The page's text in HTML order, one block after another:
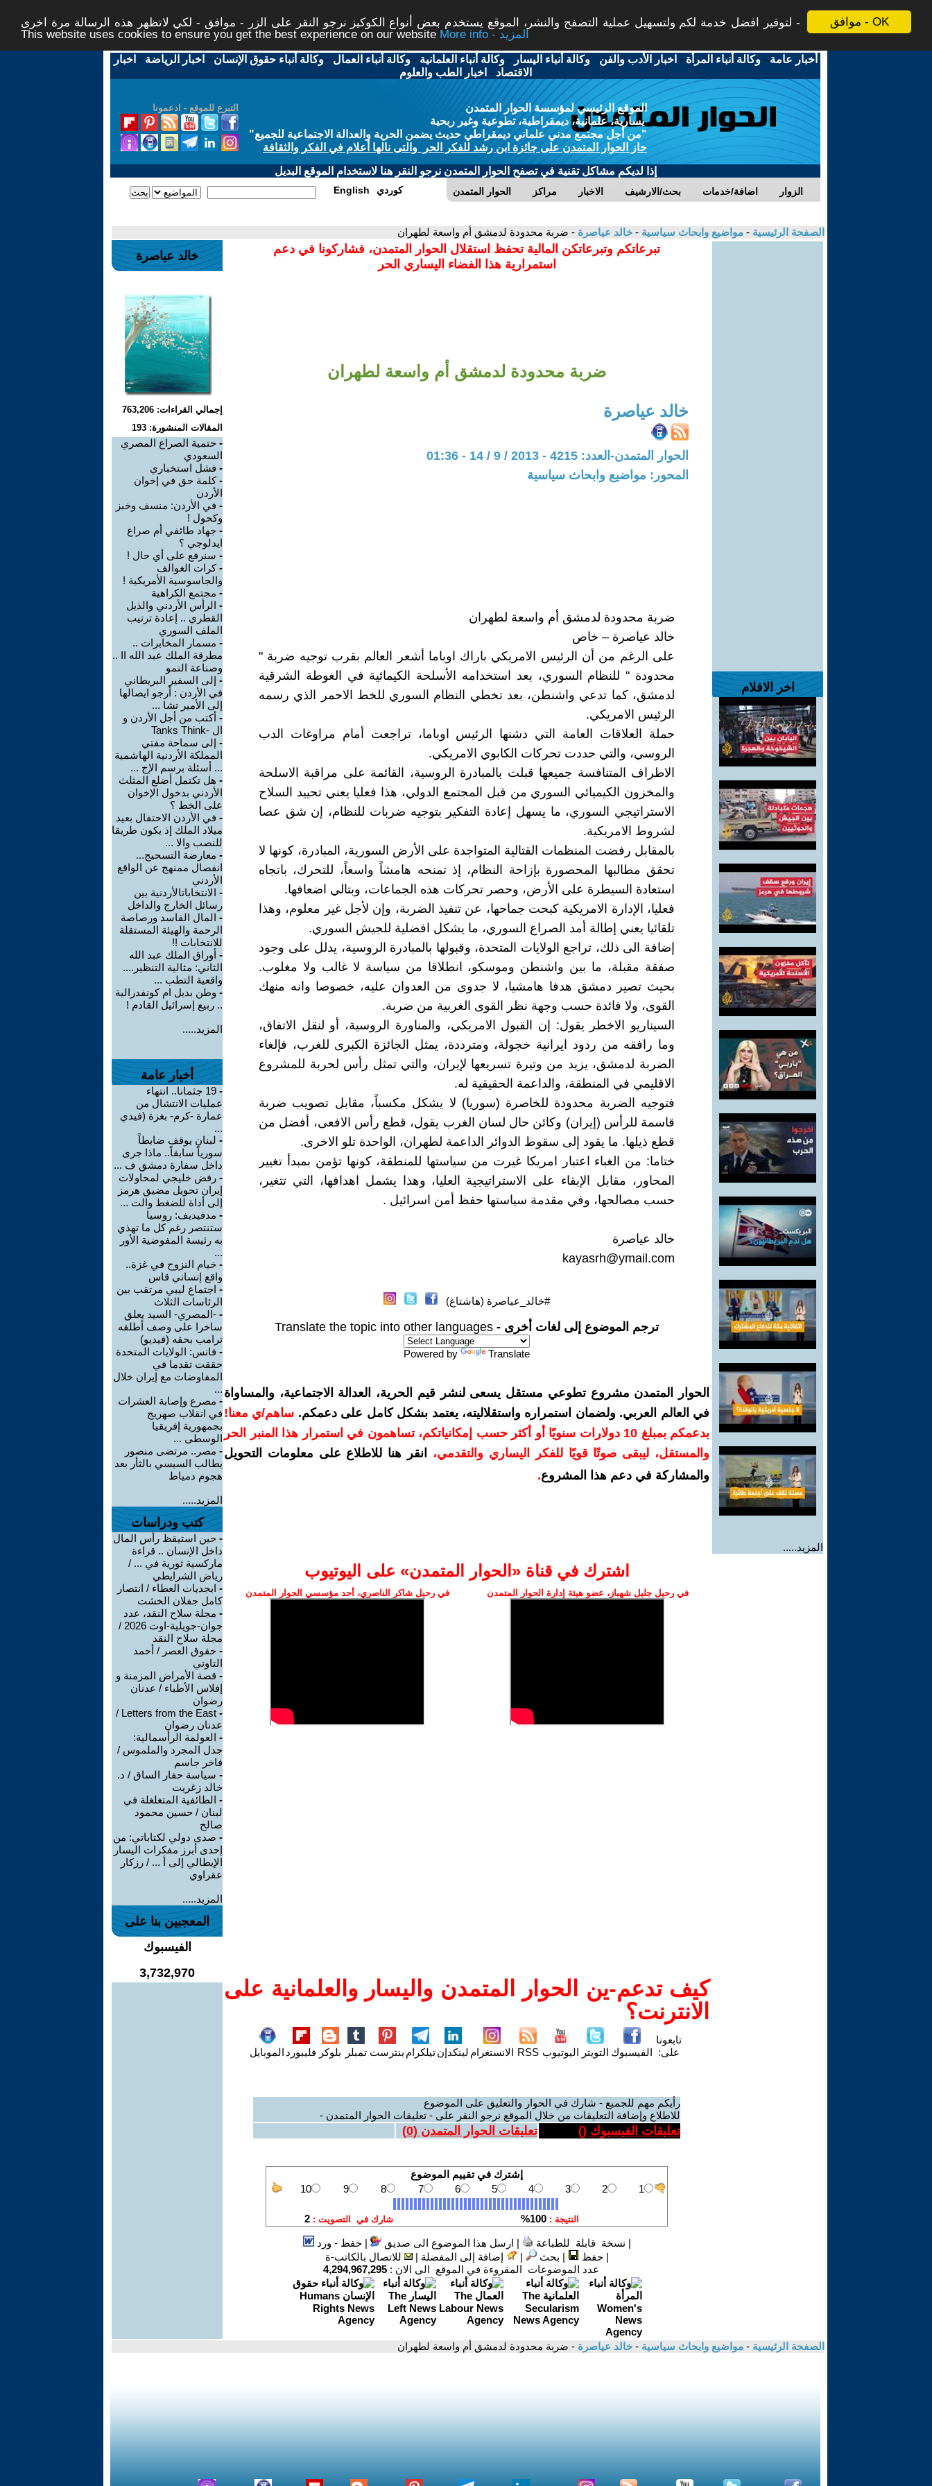
موافق - OK
لتوفير افضل خدمة لكم ولتسهيل عملية التصفح والنشر، الموقع يستخدم بعض أنواع الكوكيز نرجو النقر على الزر - موافق - لكي لاتظهر هذه الرسالة مرة اخرى -
This website uses cookies to ensure you get the best experience on our website
More info - المزيد
أخبار عامة -وكالة أنباء المرأة - اخبار الأدب والفن -وكالة أنباء اليسار -وكالة أنباء العلمانية -وكالة أنباء العمال -وكالة أنباء حقوق الإنسان - اخبار الرياضة - اخبار
الاقتصاد - اخبار الطب والعلوم
التبرع للموقع - ادعمونا
الموقع الرئيسي لمؤسسة الحوار المتمدن
يسارية، علمانية، ديمقراطية، تطوعية وغير ربحية
"من أجل مجتمع مدني علماني ديمقراطي حديث يضمن الحرية والعدالة الاجتماعية للجميع"
حاز الحوار المتمدن على جائزة ابن رشد للفكر الحر والتى نالها أعلام في الفكر والثقافة
إذا لديكم مشاكل تقنية في تصفح الحوار المتمدن نرجو النقر هنا لاستخدام الموقع البديل
الحوار المتمدن مراكز الاخبار بحث/الارشيف اضافة/خدمات الزوار English كوردي
الصفحة الرئيسية - مواضيع وابحاث سياسية - خالد عياصرة - ضربة محدودة لدمشق أم واسعة لطهران
اخر الافلام
المزيد.....
تبرعاتكم وتبرعاتكن المالية تحفظ استقلال الحوار المتمدن، فشاركونا في دعم
استمرارية هذا الفضاء اليساري الحر
ضربة محدودة لدمشق أم واسعة لطهران
خالد عياصرة
الحوار المتمدن-العدد: 4215 - 2013 / 9 / 14 - 01:36
المحور: مواضيع وابحاث سياسية
ضربة محدودة لدمشق أم واسعة لطهران
خالد عياصرة – خاص
على الرغم من أن الرئيس الامريكي باراك اوباما أشعر العالم بقرب توجيه ضربة "
محدودة " للنظام السوري، بعد استخدامه الأسلحة الكيمائية في الغوطة الشرقية
لدمشق، كما تدعي واشنطن، بعد تخطي النظام السوري للخط الاحمر الذي رسمه
الرئيس الامريكي.
حملة العلاقات العامة التي دشنها الرئيس اوباما، تراجعت أمام مراوغات الدب
الروسي، والتي حددت تحركات الكابوي الامريكي.
الاطراف المتنافسة جميعها قبلت بالمبادرة الروسية، القائمة على مراقبة الاسلحة
والمخزون الكيميائي السوري من قبل المجتمع الدولي، هذا فعليا يعني تحييد السلاح
الاستراتيجي السوري، ما يسهل إعادة التفكير بتوجيه ضربات للنظام، إن شق عصا
لشروط الامريكية.
بالمقابل رفضت المنظمات القتالية المتواجدة على الأرض السورية، المبادرة، كونها لا
تحقق مطالبها المحصورة بإزاحة النظام، إذ تمنحه هامشاً واسعاً، للتحرك، باتجاه
استعادة السيطرة على الأرض، وحصر تحركات هذه الجماعات، وبتالي اضعافها.
فعليا، الإدارة الامريكية كبحت جماحها، عن تنفيذ الضربة، وإن لأجل غير معلوم، وهذا
تلقائيا يعني إطالة أمد الصراع السوري، ما يشكل افضلية للجيش السوري.
إضافة الى ذلك، تراجع الولايات المتحدة، وقبولها بالمبادرة الروسية، يدلل على وجود
صفقة مقبلة، ما بين واشنطن وموسكو، انطلاقا من سياسة لا غالب ولا مغلوب.
بحيث تصير دمشق هدفا هامشيا، لا جدوى من العدوان عليه، خصوصا وانه منهك
القوى، ولا فائدة حسب وجهة نظر القوى الغربية من ضربة.
السيناريو الاخطر يقول: إن القبول الامريكي، والمناورة الروسية، أو لنقل الاتفاق،
وما رافقه من ردود ايرانية خجولة، ومترددة، يمثل الجائزة الكبرى للغرب، فإلغاء
الضربة لدمشق، يزيد من وتيرة تسريعها لإيران، والتي تمثل رأس لحربة للمشروع
الاقليمي في المنطقة، والداعمة الحقيقية له.
فتوجيه الضربة محدودة للخاصرة (سوريا) لا يشكل مكسباً، مقابل تصويب ضربة
قاسمة للرأس (إيران) وكائن حال لسان الغرب يقول، قطع رأس الافعى، أفضل من
قطع ذيلها. ما يقود إلى سقوط الدوائر الداعمة لطهران، الواحدة تلو الاخرى.
ختاما: من الغباء اعتبار امريكا غيرت من سياستها للمنطقة، كونها تؤمن بمبدأ تغيير
المحاور، مقابل الإبقاء على الاستراتيجية العليا، وهذا يشمل اهدافها، التي تتغير،
حسب مصالحها، وفي مقدمة سياستها حفظ أمن اسرائيل .
خالد عياصرة
kayasrh@ymail.com
#خالد_عياصرة (هاشتاغ)
ترجم الموضوع إلى لغات أخرى - Translate the topic into other languages
Powered by Translate
الحوار المتمدن مشروع تطوعي مستقل يسعى لنشر قيم الحرية، العدالة الاجتماعية، والمساواة
في العالم العربي. ولضمان استمراره واستقلاليته، يعتمد بشكل كامل على دعمكم. ساهم/ي معنا!
بدعمكم بمبلغ 10 دولارات سنويًا أو أكثر حسب إمكانياتكم، تساهمون في استمرار هذا المنبر الحر
والمستقل، ليبقى صوتًا قويًا للفكر اليساري والتقدمي،
انقر هنا للاطلاع على معلومات التحويل
والمشاركة في دعم هذا المشروع.
اشترك في قناة ‫«الحوار المتمدن» على اليوتيوب
في رحيل جليل شهباز، عضو هيئة إدارة الحوار المتمدن في رحيل شاكر الناصري، أحد مؤسسي الحوار المتمدن
كيف تدعم-ين الحوار المتمدن واليسار والعلمانية على
الانترنت؟
تابعونا
على: الفيسبوك التويتر اليوتيوب RSS الانستغرام لينكدإنتيلكرام بنترست تمبلر بلوكر فليبورد الموبايل
رأيكم مهم للجميع - شارك في الحوار والتعليق على الموضوع
للاطلاع وإضافة التعليقات من خلال الموقع نرجو النقر على - تعليقات الحوار المتمدن -
تعليقات الفيسبوك () تعليقات الحوار المتمدن (0
)
| نسخة قابلة للطباعة | ارسل هذا الموضوع الى صديق |حفظ - ورد
|حفظ | بحث | إضافة إلى المفضلة |
للاتصال بالكاتب-ة
عدد الموضوعات المقروءة في الموقع الى الان : 4,294,967,295
خالد عياصرة
إجمالي القراءات: 763,206
المقالات المنشورة: 193
- حتمية الصراع المصري
السعودي
- فشل استخباري
-كلمة حق في إخوان
الأردن
- في الأردن: منسف وخبز
وكحول !
- جهاد طائفي أم صراع
ايدلوجي ؟
- سنرفع على أي حال !
-كرات الغوالف
والجاسوسية الأمريكية !
- مجتمع الكراهية
- الرأس الأردني والذيل
القطري .. إعادة ترتيب
الملف السوري
- مسمار المخابرات ..
مطرقة الملك عبد الله II ..
وصناعة النمو
- إلى السفير البريطاني
في الأردن : أرجو ايصالها
إلى الأمير تشا ...
- أكتب من أجل الأردن و
ال -Tanks Think
- إلى سماحة مفتي
المملكة الأردنية الهاشمية
... أسئلة برسم الإج ...
- هل تكتمل أضلع المثلث
الأردني بدخول الإخوان
على الخط ؟
- في الأردن الاحتفال بعيد
ميلاد الملك إذ يكون طريقا
للنصب والا ...
- معارضة التسحيج...
انفصال ممنهج عن الواقع
الأردني
- الانتخاباتالأردنية بين
رسائل الخارج والداخل
- المال الفاسد ورصاصة
الرحمة والهيئة المستقلة
للانتخابات !!
- أوراق الملك عبد الله
الثاني: مثالية التنظير....
واقعية التطب ...
- وطن بديل ام كونفدرالية
.. ربيع إسرائيل القادم !
المزيد.....
أخبار عامة
-
19 جثمانا.. انتهاء
عمليات الانتشال من
عمارة -كرم- بغزة (فيدي
...
- لبنان يوقف ضابطاً
سورياً سابقاً.. ماذا جرى
داخل سفارة دمشق ف ...
- رفض خليجي لمحاولات
إيران تحويل مضيق هرمز
إلى أداة للضغط والت ...
- مدفيديف: روسيا
ستنتصر رغم كل ما تهذي
به رئيسة المفوضية الأور
...
- خيام النزوح في غزة..
واقع إنساني قاس
- اجتماع ليبي مرتقب بين
الرئاسات الثلاث
- -المصري- السيد يعلق
ساخرا على وصف أطلقه
ترامب بحقه (فيديو)
- فانس: الولايات المتحدة
حققت تقدما في
المفاوضات مع إيران خلال
...
- مصرع وإصابة العشرات
في انقلاب صهريج
بجمهورية إفريقيا
الوسطى ...
- مصر.. مرتضى منصور
يطالب السيسي بالثأر بعد
هجوم دمياط
المزيد.....
كتب ودراسات
- حين استيقظ رأس المال
داخل الإنسان .. قراءة
ماركسية ثورية في ... /
رياض الشرايطي
- ابجديات العطاء / انتصار
كامل جفلان الخشت
- مجلة سلاح النقد، عدد
جوان-جويلية-اوت 2026 /
مجلة سلاح النقد
- حقوق العصر / أحمد
التاوتي
- قصة الأمراض المزمنة و
إفلاس الأطباء / عدنان
رضوان
-
Letters from the East /
عدنان رضوان
- العولمة الرأسمالية:
جدل المجرد والملموس /
فاخر جاسم
- سياسة حفار الساق / د.
خالد زغريت
- الطائفية المتغلغلة في
لبنان / حسين محمود
صالح
- صدى دولي لكتاباتي: من
إحدى أبرز مفكرات اليسار
الإيطالي إلى أ ... / رزكار
عقراوي
المزيد.....
المعجبين بنا على
الفيسبوك
3,732,970
الصفحة الرئيسية - مواضيع وابحاث سياسية - خالد عياصرة - ضربة محدودة لدمشق أم واسعة لطهران